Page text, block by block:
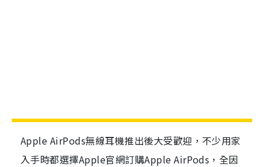
Apple AirPods無線耳機推出後大受歡迎，不少用家
入手時都選擇Apple官網訂購Apple AirPods，全因